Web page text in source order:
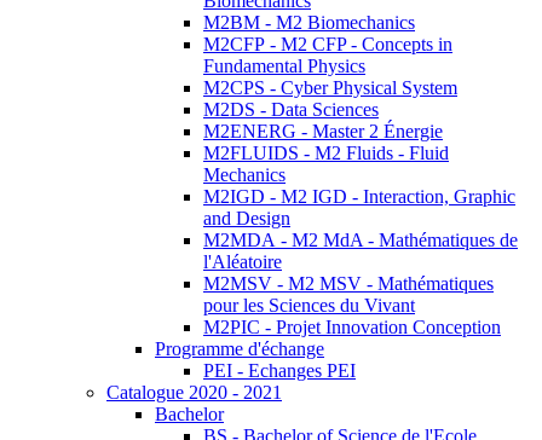
M2BM - M2 Biomechanics
M2CFP - M2 CFP - Concepts in
Fundamental Physics
M2CPS - Cyber Physical System
M2DS - Data Sciences
M2ENERG - Master 2 Énergie
M2FLUIDS - M2 Fluids - Fluid
Mechanics
M2IGD - M2 IGD - Interaction, Graphic
and Design
M2MDA - M2 MdA - Mathématiques de
l'Aléatoire
M2MSV - M2 MSV - Mathématiques
pour les Sciences du Vivant
M2PIC - Projet Innovation Conception
Programme d'échange
PEI - Echanges PEI
Catalogue 2020 - 2021
Bachelor
BS - Bachelor of Science de l'Ecole